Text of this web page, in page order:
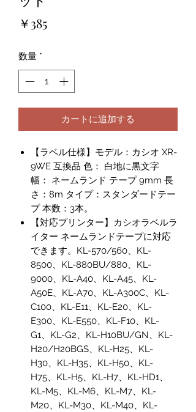
￥385価
数量 *
カートに追加する
【ラベル仕様】モデル：カシオ XR-
9WE 互換品 色： 白地に黒文字
幅： ネームランド テープ 9mm 長
さ：8m タイプ：スタンダードテー
プ 本数：3本。
【対応プリンター】カシオラベルラ
イター ネームランドテープに対応
できます。KL-570/560、KL-
8500、KL-880BU/880、KL-
9000、KL-A40、KL-A45、KL-
A50E、KL-A70、KL-A300C、KL-
C100、KL-E11、KL-E20、KL-
E300、KL-E550、KL-F10、KL-
G1、KL-G2、KL-H10BU/GN、KL-
H20/H20BGS、KL-H25、KL-
H30、KL-H35、KL-H50、KL-
H75、KL-H5、KL-H7、KL-HD1、
KL-M5、KL-M6、KL-M7、KL-
M20、KL-M30、KL-M40、KL-